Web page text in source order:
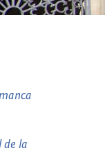
de la